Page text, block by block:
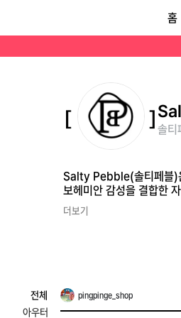
입니다. 정형화되지 않은 조약돌의 본질에서 영감을 받아 프렌치 시크와 페미닌 보헤미안
홈
솔티
Salty Pebble(솔티페블)
보헤미안 감성을 결합한
더보기
전체
아우터
pingpinge_shop